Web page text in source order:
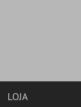
LOJA